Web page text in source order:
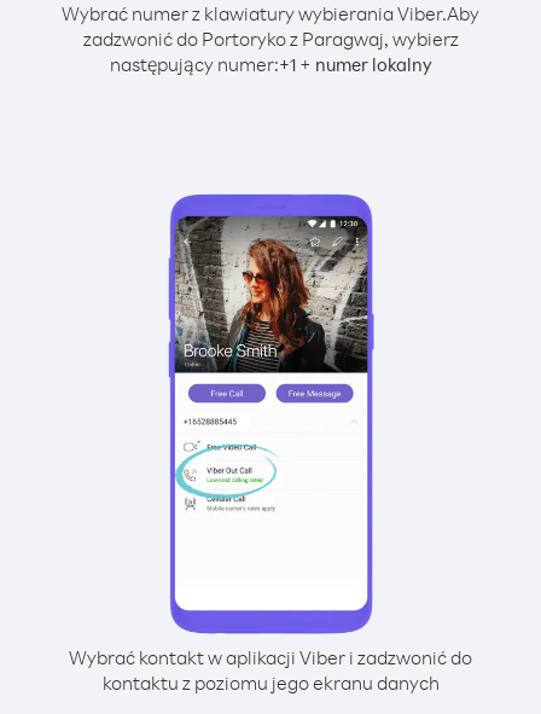
Wybrać numer z klawiatury wybierania Viber.Aby
zadzwonić do Portoryko z Paragwaj, wybierz
następujący numer:+1+ numer lokalny
Wybrać kontakt w aplikacji Viber i zadzwonić do
kontaktu z poziomu jego ekranu danych